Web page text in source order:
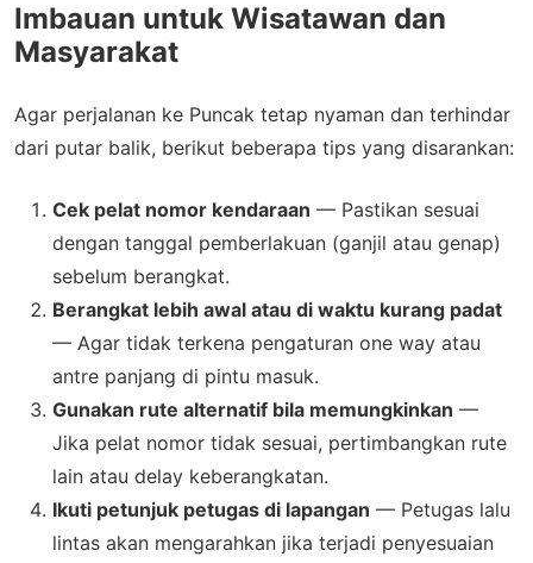
Imbauan untuk Wisatawan dan
Masyarakat
Agar perjalanan ke Puncak tetap nyaman dan terhindar
dari putar balik, berikut beberapa tips yang disarankan:
Cek pelat nomor kendaraan — Pastikan sesuai
dengan tanggal pemberlakuan (ganjil atau genap)
sebelum berangkat.
Berangkat lebih awal atau di waktu kurang padat
— Agar tidak terkena pengaturan one way atau
antre panjang di pintu masuk.
Gunakan rute alternatif bila memungkinkan —
Jika pelat nomor tidak sesuai, pertimbangkan rute
lain atau delay keberangkatan.
Ikuti petunjuk petugas di lapangan — Petugas lalu
lintas akan mengarahkan jika terjadi penyesuaian